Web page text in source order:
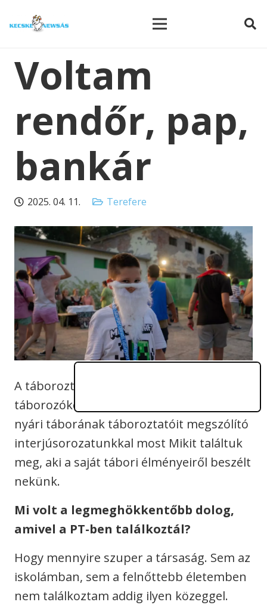
Voltam
rendőr, pap,
bankár
2025. 04. 11. Terefere
A táboroztatók közül nagyon sokan
táborozóként kezdték. A
nyári táborának táboroztatóit megszólító
interjúsorozatunkkal most Mikit találtuk
meg, aki a saját tábori élményeiről beszélt
nekünk.
Mi volt a legmeghökkentőbb dolog,
amivel a PT-ben találkoztál?
Hogy mennyire szuper a társaság. Sem az
iskolámban, sem a felnőttebb életemben
nem találkoztam addig ilyen közeggel.